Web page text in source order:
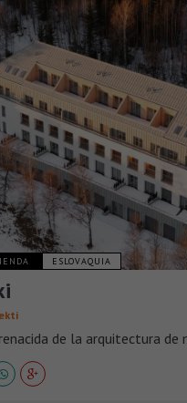
ESLOVAQUIA
de la arquitectura de